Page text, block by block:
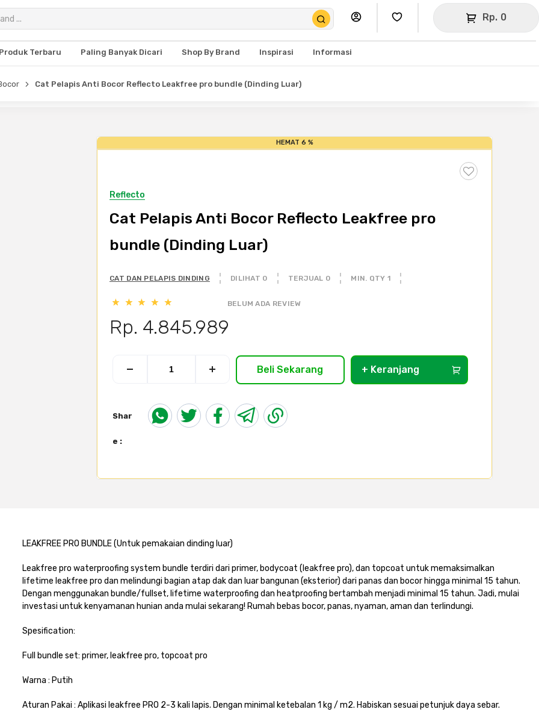
Rp. 0
Produk Terbaru Paling Banyak Dicari Shop By Brand Inspirasi Informasi
Cat Pelapis Anti Bocor Reflecto Leakfree pro bundle (Dinding Luar)
HEMAT 6 %
Reflecto
Cat Pelapis Anti Bocor Reflecto Leakfree pro
bundle (Dinding Luar)
CAT DAN PELAPIS DINDING DILIHAT 0 TERJUAL 0 MIN. QTY 1
BELUM ADA REVIEW
Rp. 4.845.989
Beli Sekarang + Keranjang
Shar
e :
LEAKFREE PRO BUNDLE (Untuk pemakaian dinding luar)
Leakfree pro waterproofing system bundle terdiri dari primer, bodycoat (leakfree pro), dan topcoat untuk memaksimalkan
lifetime leakfree pro dan melindungi bagian atap dak dan luar bangunan (eksterior) dari panas dan bocor hingga minimal 15 tahun.
Dengan menggunakan bundle/fullset, lifetime waterproofing dan heatproofing bertambah menjadi minimal 15 tahun. Jadi, mulai
investasi untuk kenyamanan hunian anda mulai sekarang! Rumah bebas bocor, panas, nyaman, aman dan terlindungi.
Spesification:
Full bundle set: primer, leakfree pro, topcoat pro
Warna : Putih
Aturan Pakai : Aplikasi leakfree PRO 2-3 kali lapis. Dengan minimal ketebalan 1 kg / m2. Habiskan sesuai petunjuk daya sebar.